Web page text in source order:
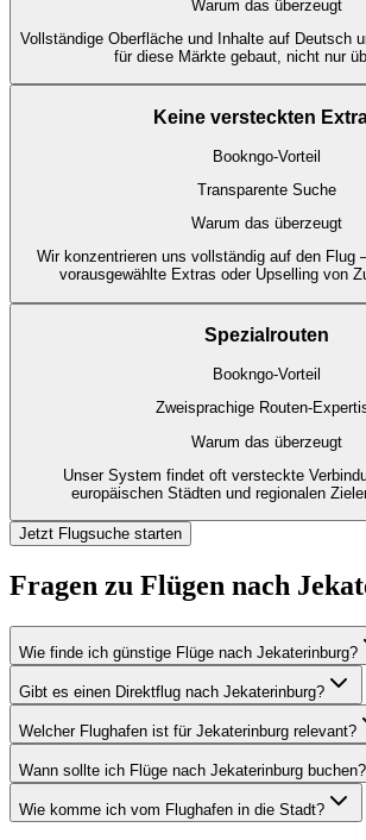
Warum das überzeugt
Vollständige Oberfläche und Inhalte auf Deutsch
für diese Märkte gebaut, nicht nur
Keine versteckten
Bookngo-Vorteil
Transparente Suche
Warum das überzeugt
Wir konzentrieren uns vollständig auf den Flug
vorausgewählte Extras oder Upselling von
Spezialrouten
Bookngo-Vorteil
Zweisprachige Routen-
Warum das überzeugt
Unser System findet oft versteckte
europäischen Städten und regionalen
Jetzt Flugsuche starten
Fragen zu Flügen nach
Wie finde ich günstige Flüge nach Jekaterinburg?
Gibt es einen Direktflug nach Jekaterinburg?
Welcher Flughafen ist für Jekaterinburg relevant?
Wann sollte ich Flüge nach Jekaterinburg buchen?
Wie komme ich vom Flughafen in die Stadt?